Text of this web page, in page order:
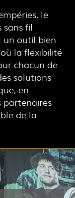
le
fil
un outil bien
la flexibilité
chacun de
solutions
en
de la